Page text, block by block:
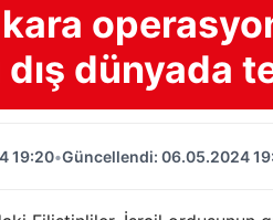
dış dünyada
19:20•Güncellendi: 06.05.2024